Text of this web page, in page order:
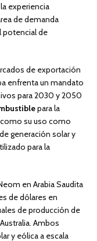
experiencia
de demanda
potencial de
de exportación
enfrenta un mandato
para 2030 y 2050
para la
su uso como
generación solar y
para la
en Arabia Saudita
de dólares en
de producción de
Ambos
y eólica a escala